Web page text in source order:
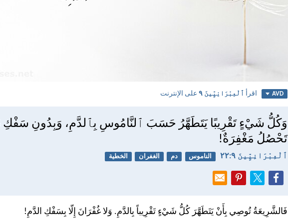
AVD اقرأ ٱلْعِبْرَانِيِّينَ ٩ على الإنترنت
وَكُلُّ شَيْءٍ تَقْرِيبًا يَتَطَهَّرُ حَسَبَ ٱلنَّامُوسِ بِٱلدَّمِ، وَبِدُونِ سَفْكِ
تَحْصُلُ مَغْفِرَةٌ!
ٱلْعِبْرَانِيِّينَ ٩:‏٢٢ الناموس دم الغفران الخطية
فَالشَّرِيعَةُ تُوصِي بِأَنْ يَتَطَهَّرَ كُلُّ شَيْءٍ تَقْرِيباً بِالدَّمِ. وَلا غُفْرَانَ إِلّا بِسَفْكِ الدَّمِ!